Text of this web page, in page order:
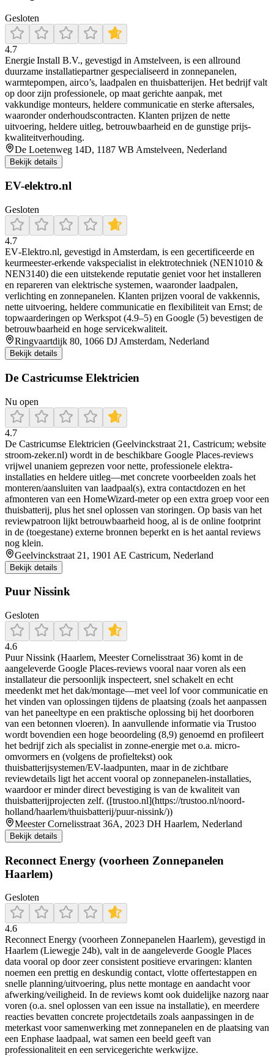
Gesloten
4.7
Energie Install B.V., gevestigd in Amstelveen, is een allround
duurzame installatiepartner gespecialiseerd in zonnepanelen,
warmtepompen, airco’s, laadpalen en thuisbatterijen. Het bedrijf valt
op door zijn professionele, op maat gerichte aanpak, met
vakkundige monteurs, heldere communicatie en sterke aftersales,
waaronder onderhoudscontracten. Klanten prijzen de nette
uitvoering, heldere uitleg, betrouwbaarheid en de gunstige prijs-
kwaliteitverhouding.
De Loetenweg 14D, 1187 WB Amstelveen, Nederland
Bekijk details
EV-elektro.nl
Gesloten
4.7
EV‑Elektro.nl, gevestigd in Amsterdam, is een gecertificeerde en
keurmeester‑erkende vakspecialist in elektrotechniek (NEN1010 &
NEN3140) die een uitstekende reputatie geniet voor het installeren
en repareren van elektrische systemen, waaronder laadpalen,
verlichting en zonnepanelen. Klanten prijzen vooral de vakkennis,
nette uitvoering, heldere communicatie en flexibiliteit van Ernst; de
topwaarderingen op Werkspot (4.9–5) en Google (5) bevestigen de
betrouwbaarheid en hoge servicekwaliteit.
Ringvaartdijk 80, 1066 DJ Amsterdam, Nederland
Bekijk details
De Castricumse Elektricien
Nu open
4.7
De Castricumse Elektricien (Geelvinckstraat 21, Castricum; website
stroom-zeker.nl) wordt in de beschikbare Google Places-reviews
vrijwel unaniem geprezen voor nette, professionele elektra-
installaties en heldere uitleg—met concrete voorbeelden zoals het
monteren/aansluiten van laadpaal(s), extra contactdozen en het
afmonteren van een HomeWizard-meter op een extra groep voor een
thuisbatterij, plus het snel oplossen van storingen. Op basis van het
reviewpatroon lijkt betrouwbaarheid hoog, al is de online footprint
in de (toegestane) externe bronnen beperkt en is het aantal reviews
nog klein.
Geelvinckstraat 21, 1901 AE Castricum, Nederland
Bekijk details
Puur Nissink
Gesloten
4.6
Puur Nissink (Haarlem, Meester Cornelisstraat 36) komt in de
aangeleverde Google Places-reviews vooral naar voren als een
installateur die persoonlijk inspecteert, snel schakelt en echt
meedenkt met het dak/montage—met veel lof voor communicatie en
het vinden van oplossingen tijdens de plaatsing (zoals het aanpassen
van het paneeltype en een praktische oplossing bij het doorboren
van een betonnen vloeren). In aanvullende informatie via Trustoo
wordt bovendien een hoge beoordeling (8,9) genoemd en profileert
het bedrijf zich als specialist in zonne-energie met o.a. micro-
omvormers en (volgens de profieltekst) ook
thuisbatterijsystemen/EV-laadpunten, maar in de zichtbare
reviewdetails ligt het accent vooral op zonnepanelen-installaties,
waardoor er minder direct bevestiging is van de kwaliteit van
thuisbatterijprojecten zelf. ([trustoo.nl](https://trustoo.nl/noord-
holland/haarlem/thuisbatterij/puur-nissink/))
Meester Cornelisstraat 36A, 2023 DH Haarlem, Nederland
Bekijk details
Reconnect Energy (voorheen Zonnepanelen
Haarlem)
Gesloten
4.6
Reconnect Energy (voorheen Zonnepanelen Haarlem), gevestigd in
Haarlem (Liewegje 24b), valt in de aangeleverde Google Places
data vooral op door zeer consistent positieve ervaringen: klanten
noemen een prettig en deskundig contact, vlotte offertestappen en
snelle planning/uitvoering, plus nette montage en aandacht voor
afwerking/veiligheid. In de reviews komt ook duidelijke nazorg naar
voren (o.a. snel oplossen van een issue na installatie), en meerdere
reacties bevatten concrete projectdetails zoals aanpassingen in de
meterkast voor samenwerking met zonnepanelen en de plaatsing van
een Enphase laadpaal, wat samen een beeld geeft van
professionaliteit en een servicegerichte werkwijze.